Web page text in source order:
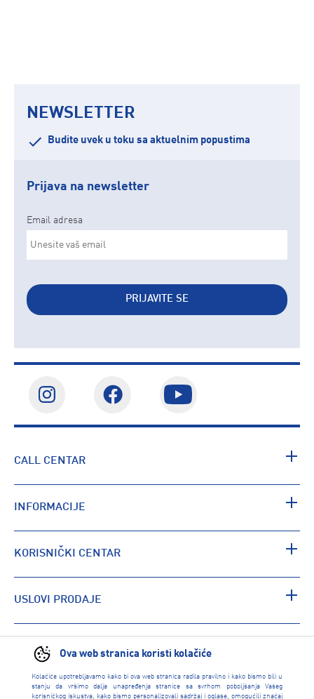
Ova web stranica koristi kolačiće
Kolačiće upotrebljavamo kako bi ova web stranica radila pravilno i kako bismo bili u
stanju da vršimo dalja unapređenja stranice sa svrhom poboljšanja Vašeg
korisničkog iskustva, kako bismo personalizovali sadržaj i oglase, omogućili značaj
NEWSLETTER
Budite uvek u toku sa aktuelnim popustima
Prijava na newsletter
Email adresa
PRIJAVITE SE
CALL CENTAR
INFORMACIJE
KORISNIČKI CENTAR
USLOVI PRODAJE
PRONAĐI RADNJU